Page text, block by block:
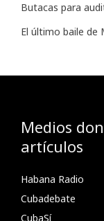
Butacas para
El último baile de
Medios
artículos
Habana Radio
Cubadebate
CubaSí